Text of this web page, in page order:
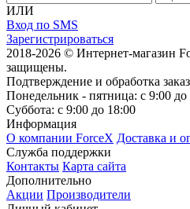
ИЛИ
Вход по SMS
Зарегистрироваться
2018-2026 © Интернет-магазин
защищены.
Подтверждение и обработка
Понедельник - пятница: с 9:00 до
Суббота: с 9:00 до 18:00
Информация
О компании ForceX Доставка и
Служба поддержки
Контакты Карта сайта
Дополнительно
Акции Производители